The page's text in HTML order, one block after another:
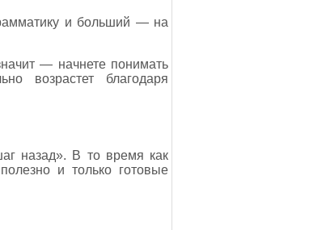
и больший — на
— начнете понимать
возрастет благодаря
назад». В то время как
и только готовые